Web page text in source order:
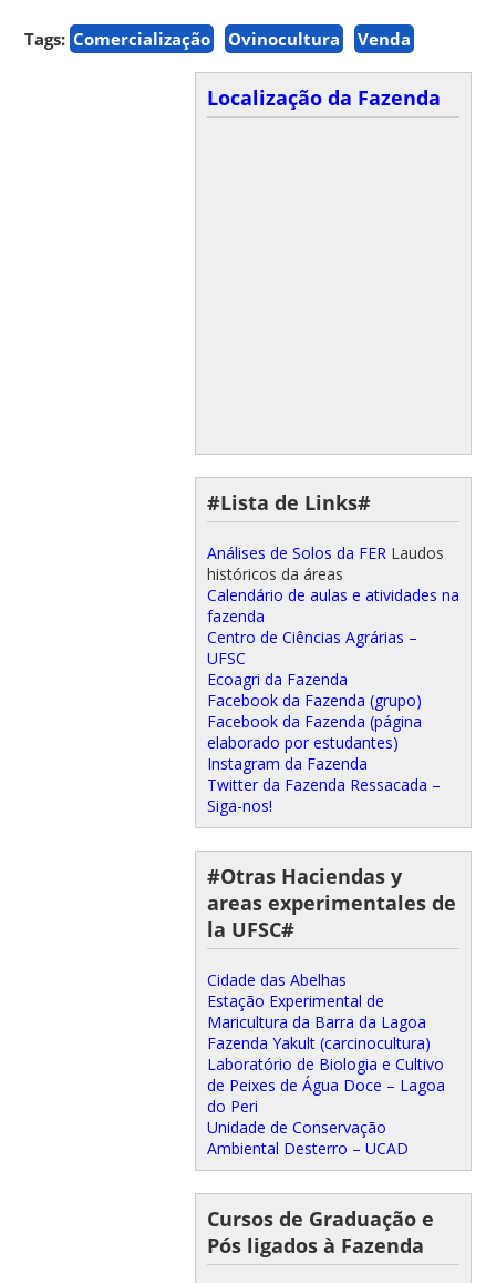
Tags: Comercialização Ovinocultura Venda
Localização da Fazenda
#Lista de Links#
Análises de Solos da FER Laudos
históricos da áreas
Calendário de aulas e atividades na
fazenda
Centro de Ciências Agrárias –
UFSC
Ecoagri da Fazenda
Facebook da Fazenda (grupo)
Facebook da Fazenda (página
elaborado por estudantes)
Instagram da Fazenda
Twitter da Fazenda Ressacada –
Siga-nos!
#Otras Haciendas y
areas experimentales de
la UFSC#
Cidade das Abelhas
Estação Experimental de
Maricultura da Barra da Lagoa
Fazenda Yakult (carcinocultura)
Laboratório de Biologia e Cultivo
de Peixes de Água Doce – Lagoa
do Peri
Unidade de Conservação
Ambiental Desterro – UCAD
Cursos de Graduação e
Pós ligados à Fazenda